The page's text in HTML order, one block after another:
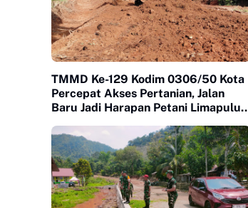
TMMD Ke-129 Kodim 0306/50 Kota
Percepat Akses Pertanian, Jalan
Baru Jadi Harapan Petani Limapuluh